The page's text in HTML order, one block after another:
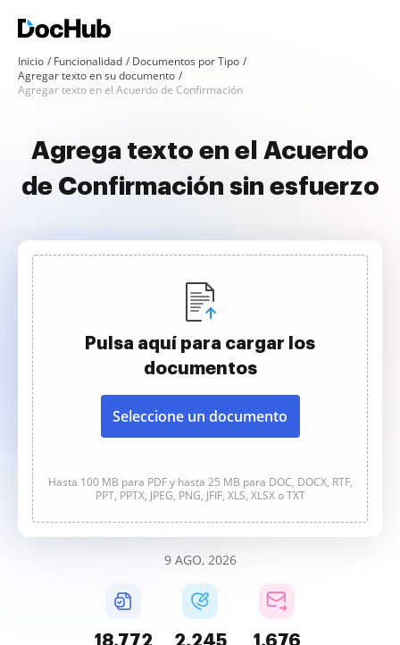
Inicio Funcionalidad
Documentos por Tipo
Agregar texto en su documento
Agregar texto en el Acuerdo de Confirmación
Agrega texto en el Acuerdo
de Confirmación sin esfuerzo
Pulsa aquí para cargar los
documentos
Seleccione un documento
Hasta 100 MB para PDF y hasta 25 MB para DOC, DOCX, RTF,
PPT, PPTX, JPEG, PNG, JFIF, XLS, XLSX o TXT
9 AGO, 2026
18,772 2,245 1,677